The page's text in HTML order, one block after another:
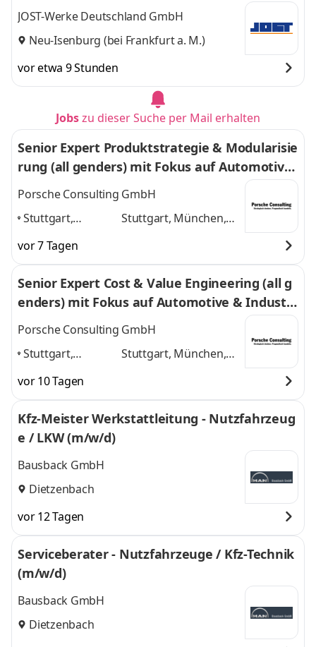
JOST-Werke Deutschland GmbH
Neu-Isenburg (bei Frankfurt a. M.)
vor etwa 9 Stunden
Jobszu dieser Suche per Mail erhalten
Senior Expert Produktstrategie & Modularisie
rung (all genders) mit Fokus auf Automotive
& Industrial Goods
Porsche Consulting GmbH
Stuttgart,
Frankfurt am
Main, Berlin,
Hamburg,
Stuttgart, München,
weitere
vor 7 Tagen
Senior Expert Cost & Value Engineering (all g
enders) mit Fokus auf Automotive & Industri
al Goods
Porsche Consulting GmbH
Stuttgart,
Hamburg, Berlin,
Frankfurt am
Main,
Stuttgart, München,
3 weitere
vor 10 Tagen
Kfz-Meister Werkstattleitung - Nutzfahrzeug
e / LKW (m/w/d)
Bausback GmbH
Dietzenbach
vor 12 Tagen
Serviceberater - Nutzfahrzeuge / Kfz-Technik
(m/w/d)
Bausback GmbH
Dietzenbach